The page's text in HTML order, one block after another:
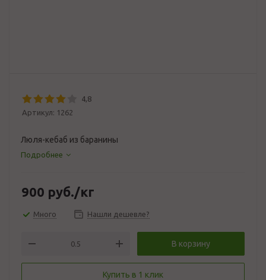
4,8
Артикул: 1262
Люля-кебаб из баранины
Подробнее
900 руб./кг
Много Нашли дешевле?
В корзину
Купить в 1 клик